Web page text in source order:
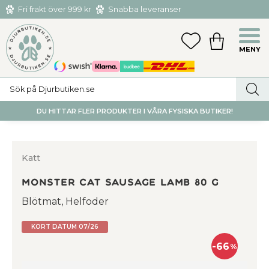
Meny
Fri frakt över 999 kr
Snabba leveranser
Hämta och returnera i butiken i Tumba eller Huddinge C
FAVORITER
KUNDVAGN
DU HITTAR FLER PRODUKTER I VÅRA FYSISKA BUTIKER!
Katt
Monster Cat Sausage Lamb 80 g
Blötmat, Helfoder
66 %
KORT DATUM 07/26